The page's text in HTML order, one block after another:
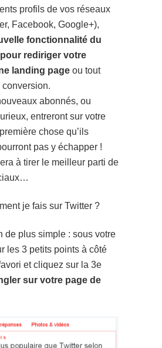
profils de vos réseaux
Facebook, Google+),
fonctionnalité du
rediriger votre
landing page ou tout
abonnés, ou
entreront sur votre
chose qu’ils
pas y échapper !
à tirer le meilleur parti de
je fais sur Twitter ?
de plus simple : sous votre
les 3 petits points à côté
et cliquez sur la 3e
sur votre page de